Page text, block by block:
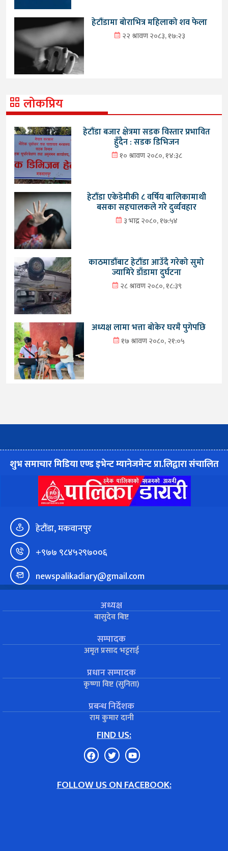
हेटौंडामा बोराभित्र महिलाको शव फेला
२२ श्रावण २०८३, १७:२३
लोकप्रिय
हेटौंडा बजार क्षेत्रमा सडक विस्तार प्रभावित
हुँदैन : सडक डिभिजन
१० श्रावण २०८०, १४:३८
हेटौंडा एकेडेमीकी ८ वर्षिय बालिकामाथी
बसका सहचालकले गरे दुर्व्यवहार
३ भाद्र २०८०, १७:५४
काठमाडौंबाट हेटौंडा आउँदै गरेको सुमो
ज्यामिरे डाँडामा दुर्घटना
२८ श्रावण २०८०, १८:३९
अध्यक्ष लामा भत्ता बोकेर घरमै पुगेपछि
१७ श्रावण २०८०, २१:०५
शुभ समाचार मिडिया एण्ड इभेन्ट म्यानेजमेन्ट प्रा.लिद्वारा संचालित
हेटौंडा, मकवानपुर
+९७७ ९८४५२९७००६
newspalikadiary@gmail.com
अध्यक्ष
बासुदेव बिष्ट
सम्पादक
अमृत प्रसाद भट्टराई
प्रधान सम्पादक
कृष्णा विष्ट (सुनिता)
प्रबन्ध निर्देशक
राम कुमार दानी
FIND US:
FOLLOW US ON FACEBOOK: